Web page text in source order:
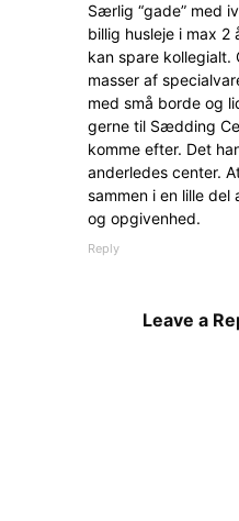
Særlig “gade” med
billig husleje i max 2
kan spare kollegialt.
masser af
med små borde og
gerne til Sædding
komme efter. Det
anderledes center.
sammen i en lille
og opgivenhed.
Reply
Leave a